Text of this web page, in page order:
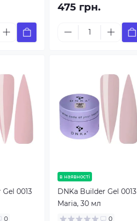
475 грн.
0013
0
в наявності
DNKa Builder Gel 0013
Maria, 30 мл
0